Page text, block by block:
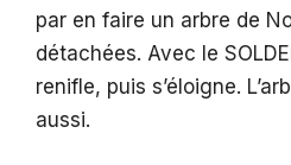
par en faire un arbre de
détachées. Avec le
renifle, puis s’éloigne.
aussi.